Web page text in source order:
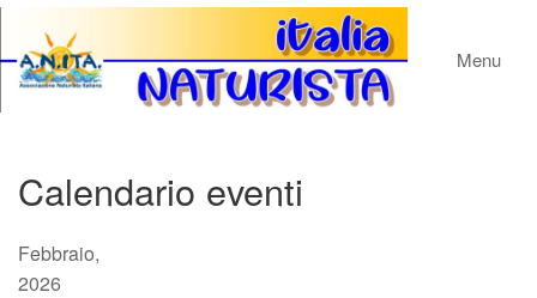
Menu
Calendario eventi
Febbraio,
2026